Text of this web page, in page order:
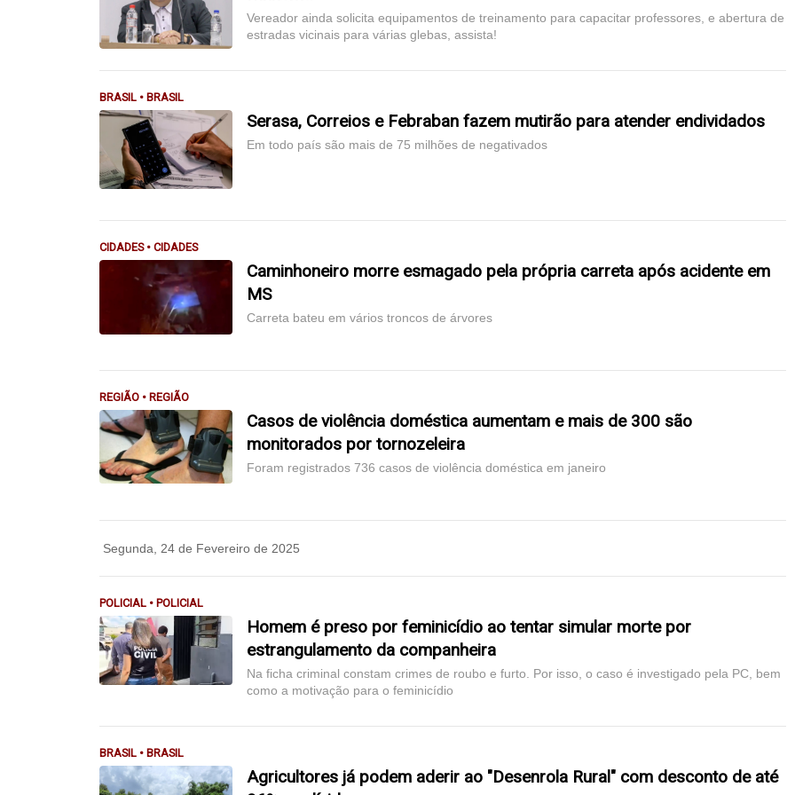
Vereador ainda solicita equipamentos de treinamento para capacitar professores, e abertura de
estradas vicinais para várias glebas, assista!
BRASIL • BRASIL
Serasa, Correios e Febraban fazem mutirão para atender endividados
Em todo país são mais de 75 milhões de negativados
CIDADES • CIDADES
Caminhoneiro morre esmagado pela própria carreta após acidente em
MS
Carreta bateu em vários troncos de árvores
REGIÃO • REGIÃO
Casos de violência doméstica aumentam e mais de 300 são
monitorados por tornozeleira
Foram registrados 736 casos de violência doméstica em janeiro
Segunda, 24 de Fevereiro de 2025
POLICIAL • POLICIAL
Homem é preso por feminicídio ao tentar simular morte por
estrangulamento da companheira
Na ficha criminal constam crimes de roubo e furto. Por isso, o caso é investigado pela PC, bem
como a motivação para o feminicídio
BRASIL • BRASIL
Agricultores já podem aderir ao "Desenrola Rural" com desconto de até